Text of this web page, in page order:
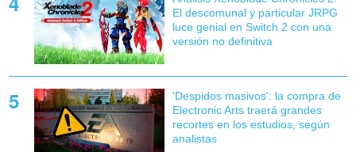
El descomunal y particular JRPG
luce genial en Switch 2 con una
versión no definitiva
'Despidos masivos': la compra de
Electronic Arts traerá grandes
recortes en los estudios, según
analistas